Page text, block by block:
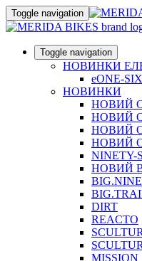
Toggle navigation
Toggle navigation
НОВИНКИ
eONE-
НОВИНКИ
НОВИЙ
НОВИЙ
НОВИЙ
НОВИЙ
NINETY-
НОВИЙ
DIRT
REACTO
MISSION